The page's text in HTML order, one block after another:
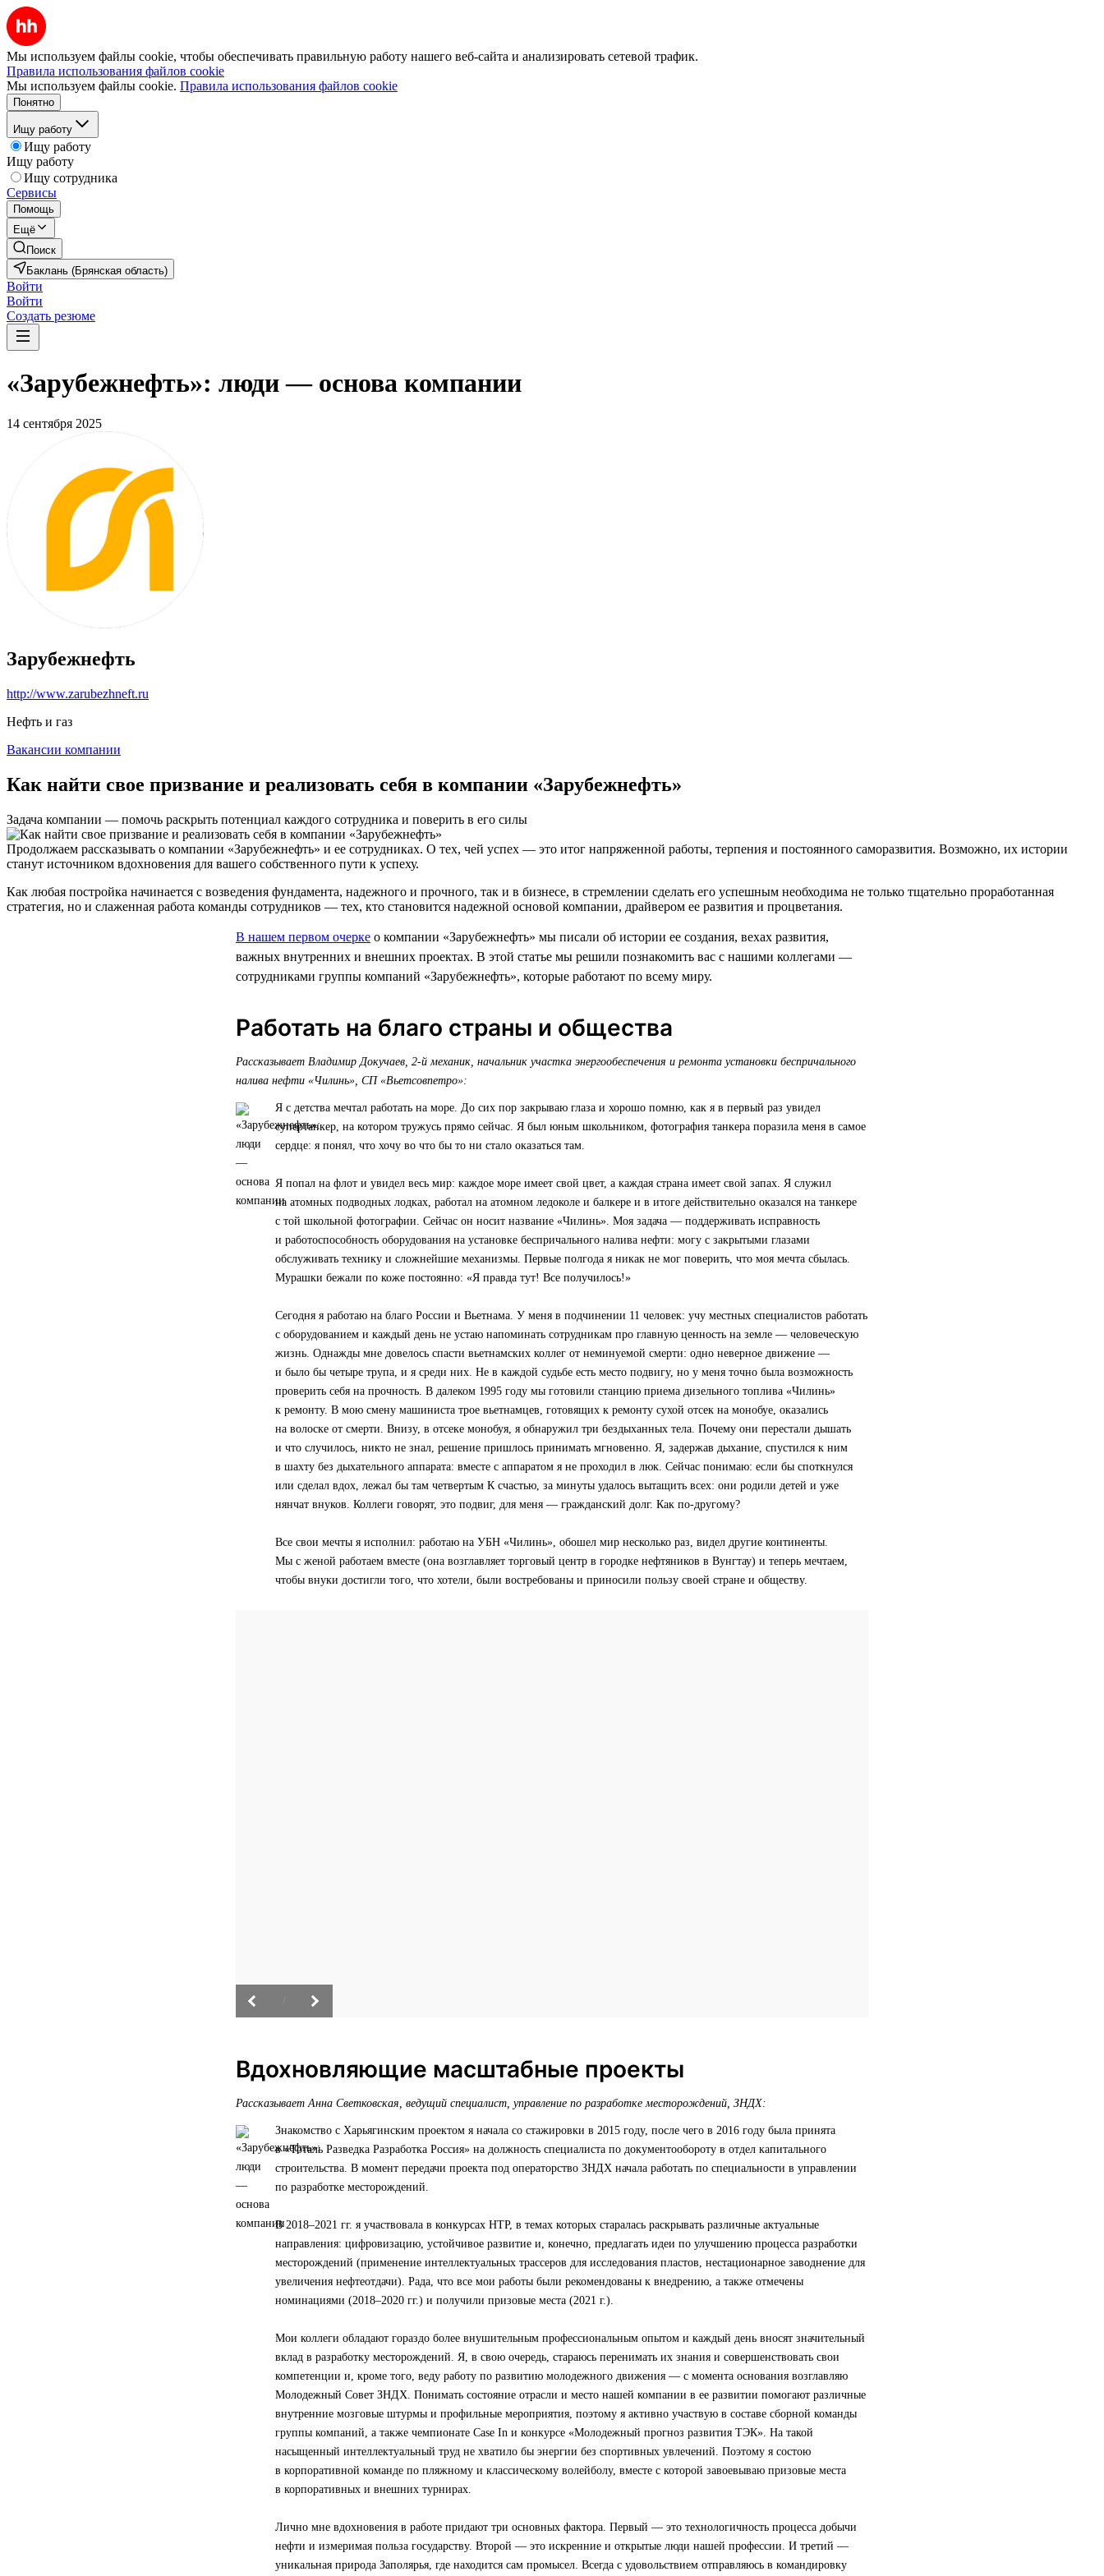
Мы используем файлы cookie, чтобы обеспечивать правильную работу нашего веб-сайта и анализировать сетевой трафик.
Правила использования файлов cookie
Мы используем файлы cookie. Правила использования файлов cookie
Понятно
Ищу работу
Ищу работу
Ищу работу
Ищу сотрудника
Сервисы
Помощь
Ещё
Поиск
Баклань (Брянская область)
Войти
Войти
Создать резюме
«Зарубежнефть»: люди — основа компании
14 сентября 2025
Зарубежнефть
http://www.zarubezhneft.ru
Нефть и газ
Вакансии компании
Как найти свое призвание и реализовать себя в компании «Зарубежнефть»
Задача компании — помочь раскрыть потенциал каждого сотрудника и поверить в его силы
Продолжаем рассказывать о компании «Зарубежнефть» и ее сотрудниках. О тех, чей успех — это итог напряженной работы, терпения и постоянного саморазвития. Возможно, их истории
станут источником вдохновения для вашего собственного пути к успеху.
Как любая постройка начинается с возведения фундамента, надежного и прочного, так и в бизнесе, в стремлении сделать его успешным необходима не только тщательно проработанная
стратегия, но и слаженная работа команды сотрудников — тех, кто становится надежной основой компании, драйвером ее развития и процветания.
В нашем первом очерке о компании «Зарубежнефть» мы писали об истории ее создания, вехах развития,
важных внутренних и внешних проектах. В этой статье мы решили познакомить вас с нашими коллегами —
сотрудниками группы компаний «Зарубежнефть», которые работают по всему миру.
Работать на благо страны и общества
Рассказывает Владимир Докучаев, 2-й механик, начальник участка энергообеспечения и ремонта установки беспричального
налива нефти «Чилинь», СП «Вьетсовпетро»:
Я с детства мечтал работать на море. До сих пор закрываю глаза и хорошо помню, как я в первый раз увидел
супертанкер, на котором тружусь прямо сейчас. Я был юным школьником, фотография танкера поразила меня в самое
сердце: я понял, что хочу во что бы то ни стало оказаться там.
Я попал на флот и увидел весь мир: каждое море имеет свой цвет, а каждая страна имеет свой запах. Я служил
на атомных подводных лодках, работал на атомном ледоколе и балкере и в итоге действительно оказался на танкере
с той школьной фотографии. Сейчас он носит название «Чилинь». Моя задача — поддерживать исправность
и работоспособность оборудования на установке беспричального налива нефти: могу с закрытыми глазами
обслуживать технику и сложнейшие механизмы. Первые полгода я никак не мог поверить, что моя мечта сбылась.
Мурашки бежали по коже постоянно: «Я правда тут! Все получилось!»
Сегодня я работаю на благо России и Вьетнама. У меня в подчинении 11 человек: учу местных специалистов работать
с оборудованием и каждый день не устаю напоминать сотрудникам про главную ценность на земле — человеческую
жизнь. Однажды мне довелось спасти вьетнамских коллег от неминуемой смерти: одно неверное движение —
и было бы четыре трупа, и я среди них. Не в каждой судьбе есть место подвигу, но у меня точно была возможность
проверить себя на прочность. В далеком 1995 году мы готовили станцию приема дизельного топлива «Чилинь»
к ремонту. В мою смену машиниста трое вьетнамцев, готовящих к ремонту сухой отсек на монобуе, оказались
на волоске от смерти. Внизу, в отсеке монобуя, я обнаружил три бездыханных тела. Почему они перестали дышать
и что случилось, никто не знал, решение пришлось принимать мгновенно. Я, задержав дыхание, спустился к ним
в шахту без дыхательного аппарата: вместе с аппаратом я не проходил в люк. Сейчас понимаю: если бы споткнулся
или сделал вдох, лежал бы там четвертым К счастью, за минуты удалось вытащить всех: они родили детей и уже
нянчат внуков. Коллеги говорят, это подвиг, для меня — гражданский долг. Как по-другому?
Все свои мечты я исполнил: работаю на УБН «Чилинь», обошел мир несколько раз, видел другие континенты.
Мы с женой работаем вместе (она возглавляет торговый центр в городке нефтяников в Вунгтау) и теперь мечтаем,
чтобы внуки достигли того, что хотели, были востребованы и приносили пользу своей стране и обществу.
Вдохновляющие масштабные проекты
Рассказывает Анна Светковская, ведущий специалист, управление по разработке месторождений, ЗНДХ:
Знакомство с Харьягинским проектом я начала со стажировки в 2015 году, после чего в 2016 году была принята
в «Тоталь Разведка Разработка Россия» на должность специалиста по документообороту в отдел капитального
строительства. В момент передачи проекта под операторство ЗНДХ начала работать по специальности в управлении
по разработке месторождений.
В 2018–2021 гг. я участвовала в конкурсах НТР, в темах которых старалась раскрывать различные актуальные
направления: цифровизацию, устойчивое развитие и, конечно, предлагать идеи по улучшению процесса разработки
месторождений (применение интеллектуальных трассеров для исследования пластов, нестационарное заводнение для
увеличения нефтеотдачи). Рада, что все мои работы были рекомендованы к внедрению, а также отмечены
номинациями (2018–2020 гг.) и получили призовые места (2021 г.).
Мои коллеги обладают гораздо более внушительным профессиональным опытом и каждый день вносят значительный
вклад в разработку месторождений. Я, в свою очередь, стараюсь перенимать их знания и совершенствовать свои
компетенции и, кроме того, веду работу по развитию молодежного движения — с момента основания возглавляю
Молодежный Совет ЗНДХ. Понимать состояние отрасли и место нашей компании в ее развитии помогают различные
внутренние мозговые штурмы и профильные мероприятия, поэтому я активно участвую в составе сборной команды
группы компаний, а также чемпионате Case In и конкурсе «Молодежный прогноз развития ТЭК». На такой
насыщенный интеллектуальный труд не хватило бы энергии без спортивных увлечений. Поэтому я состою
в корпоративной команде по пляжному и классическому волейболу, вместе с которой завоевываю призовые места
в корпоративных и внешних турнирах.
Лично мне вдохновения в работе придают три основных фактора. Первый — это технологичность процесса добычи
нефти и измеримая польза государству. Второй — это искренние и открытые люди нашей профессии. И третий —
уникальная природа Заполярья, где находится сам промысел. Всегда с удовольствием отправляюсь в командировку